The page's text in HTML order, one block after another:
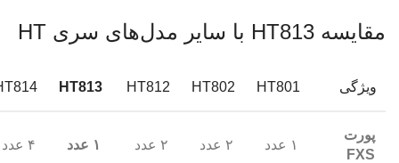
مقایسه HT813 با سایر مدل‌های سری HT
ویژگی HT801
HT802
HT812
HT813
پورت
FXS
۱ عدد ۲ عدد ۲ عدد ۱ عدد ۴ عدد